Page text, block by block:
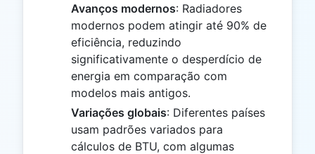
Avanços modernos: Radiadores
modernos podem atingir até 90% de
eficiência, reduzindo
significativamente o desperdício de
energia em comparação com
modelos mais antigos.
Variações globais: Diferentes países
usam padrões variados para
cálculos de BTU, com algumas